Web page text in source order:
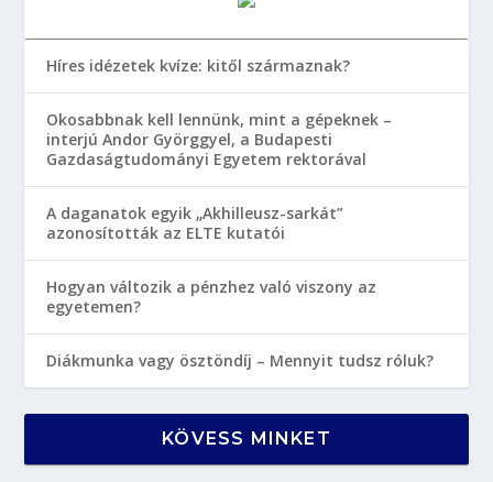
Híres idézetek kvíze: kitől származnak?
Okosabbnak kell lennünk, mint a gépeknek –
interjú Andor Györggyel, a Budapesti
Gazdaságtudományi Egyetem rektorával
A daganatok egyik „Akhilleusz-sarkát”
azonosították az ELTE kutatói
Hogyan változik a pénzhez való viszony az
egyetemen?
Diákmunka vagy ösztöndíj – Mennyit tudsz róluk?
KÖVESS MINKET